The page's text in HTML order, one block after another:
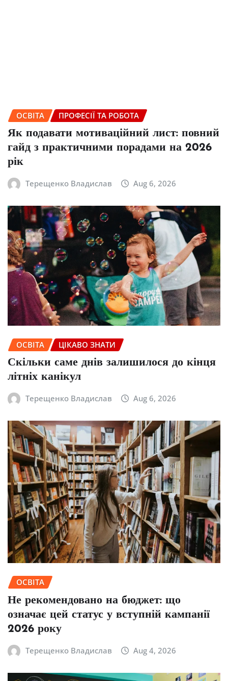
ОСВІТА ПРОФЕСІЇ ТА РОБОТА
Як подавати мотиваційний лист: повний
гайд з практичними порадами на 2026
рік
Терещенко Владислав Aug 6, 2026
ОСВІТА ЦІКАВО ЗНАТИ
Скільки саме днів залишилося до кінця
літніх канікул
Терещенко Владислав Aug 6, 2026
ОСВІТА
Не рекомендовано на бюджет: що
означає цей статус у вступній кампанії
2026 року
Терещенко Владислав Aug 4, 2026